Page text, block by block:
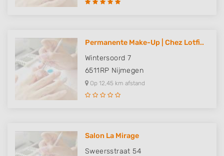
Permanente Make-Up | Chez Lotfi..
Wintersoord 7
6511RP Nijmegen
Op 12,45 km afstand
Salon La Mirage
Sweersstraat 54